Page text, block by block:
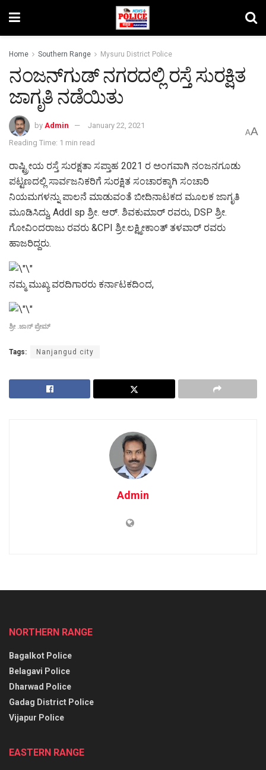
Home Southern Range Mysuru District Police
ನಂಜನ್‌ಗುಡ್ ನಗರದಲ್ಲಿ ರಸ್ತೆ ಸುರಕ್ಷಿತ
ಜಾಗೃತಿ ನಡೆಯಿತು
by Admin
January 22, 2021
Reading Time: 1 min read
AA
ರಾಷ್ಟ್ರೀಯ ರಸ್ತೆ ಸುರಕ್ಷತಾ ಸಪ್ತಾಹ 2021 ರ‌ ಅಂಗವಾಗಿ ನಂಜನಗೂಡು
ಪಟ್ಟಣದಲ್ಲಿ ಸಾರ್ವಜನಿಕರಿಗೆ ಸುರಕ್ಷಿತ ಸಂಚಾರಕ್ಕಾಗಿ ಸಂಚಾರಿ
ನಿಯಮಗಳನ್ನು ಪಾಲನೆ ಮಾಡುವಂತೆ ಬೀದಿನಾಟಕದ ಮೂಲಕ ಜಾಗೃತಿ
ಮೂಡಿಸಿದ್ದು, Addl sp ಶ್ರೀ. ಆರ್. ಶಿವಕುಮಾರ್ ರವರು, DSP ಶ್ರೀ.
ಗೋವಿಂದರಾಜು ರವರು &CPI ಶ್ರೀ.ಲಕ್ಷ್ಮೀಕಾಂತ್ ತಳವಾರ್ ರವರು
ಹಾಜರಿದ್ದರು.
ನಮ್ಮ ಮುಖ್ಯ ವರದಿಗಾರರು ಕರ್ನಾಟಕದಿಂದ,
ಶ್ರೀ .ಜಾನ್ ಪ್ರೇಮ್
Tags: Nanjangud city
Admin
NORTHERN RANGE
Bagalkot Police
Belagavi Police
Dharwad Police
Gadag District Police
Vijapur Police
EASTERN RANGE